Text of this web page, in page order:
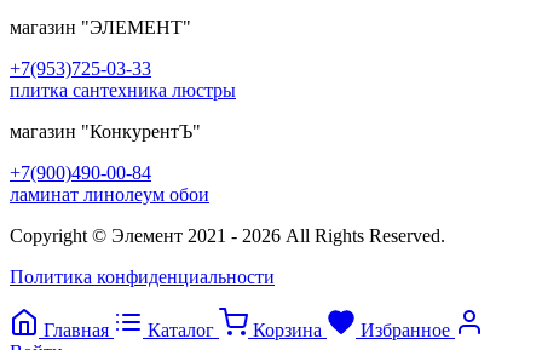
магазин "ЭЛЕМЕНТ"
+7(953)725-03-33
плитка сантехника люстры
магазин "КонкурентЪ"
+7(900)490-00-84
ламинат линолеум обои
Copyright © Элемент 2021 - 2026 All Rights Reserved.
Политика конфиденциальности
Главная Каталог Корзина
Избранное